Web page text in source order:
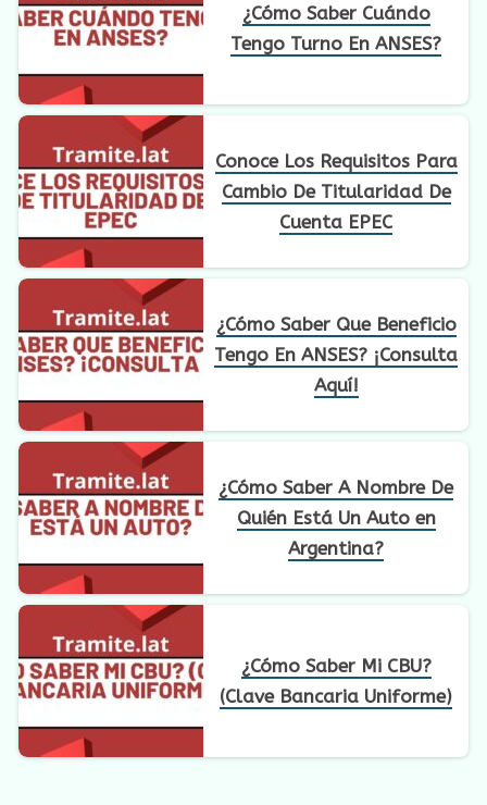
¿Cómo Saber Cuándo
Tengo Turno En ANSES?
Conoce Los Requisitos Para
Cambio De Titularidad De
Cuenta EPEC
¿Cómo Saber Que Beneficio
Tengo En ANSES? ¡Consulta
Aquí!
¿Cómo Saber A Nombre De
Quién Está Un Auto en
Argentina?
¿Cómo Saber Mi CBU?
(Clave Bancaria Uniforme)